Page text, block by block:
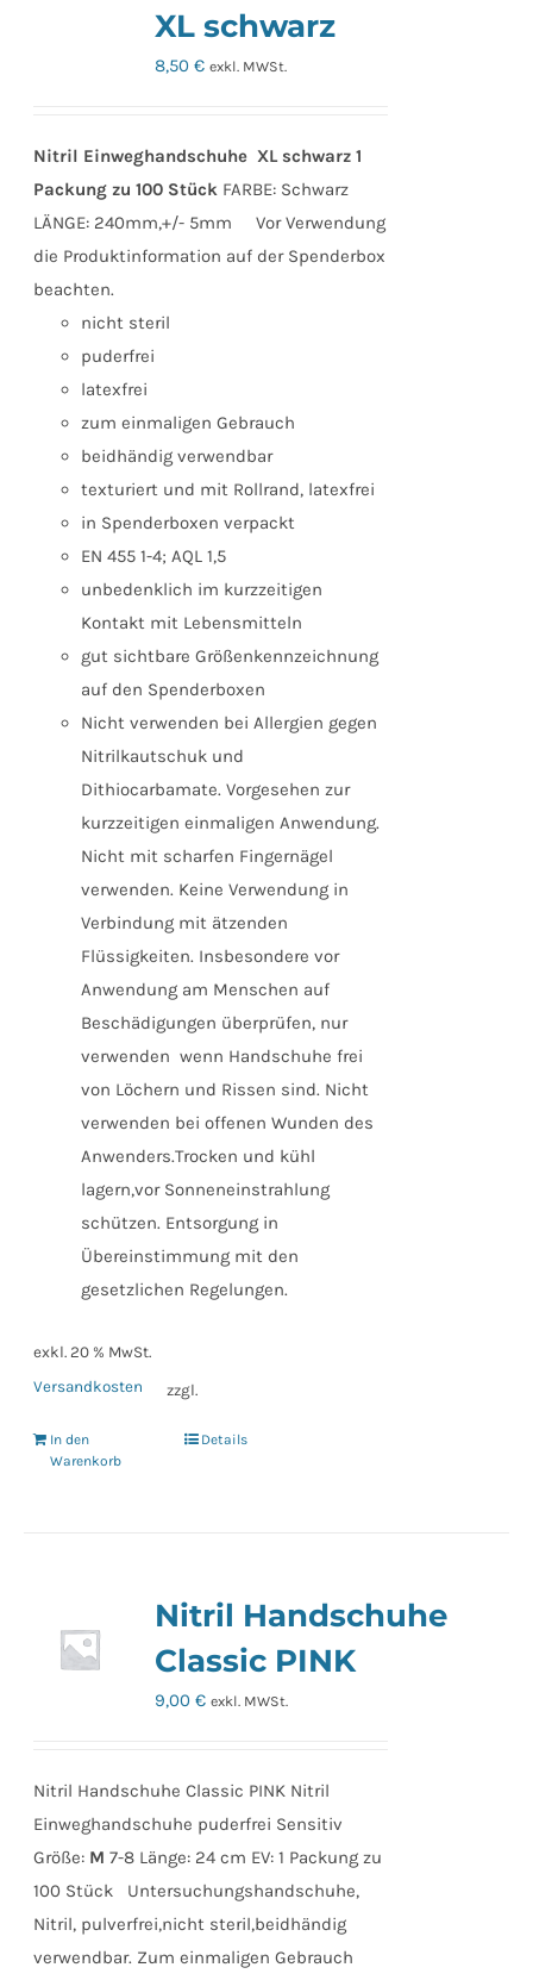
XL schwarz
8,50€ exkl. MWSt.
Nitril Einweghandschuhe XL schwarz 1
Packung zu 100 Stück FARBE: Schwarz
LÄNGE: 240mm,+/- 5mm Vor Verwendung
die Produktinformation auf der Spenderbox
beachten.
nicht steril
puderfrei
latexfrei
zum einmaligen Gebrauch
beidhändig verwendbar
texturiert und mit Rollrand, latexfrei
in Spenderboxen verpackt
EN 455 1-4; AQL 1,5
unbedenklich im kurzzeitigen
Kontakt mit Lebensmitteln
gut sichtbare Größenkennzeichnung
auf den Spenderboxen
Nicht verwenden bei Allergien gegen
Nitrilkautschuk und
Dithiocarbamate. Vorgesehen zur
kurzzeitigen einmaligen Anwendung.
Nicht mit scharfen Fingernägel
verwenden. Keine Verwendung in
Verbindung mit ätzenden
Flüssigkeiten. Insbesondere vor
Anwendung am Menschen auf
Beschädigungen überprüfen, nur
verwenden wenn Handschuhe frei
von Löchern und Rissen sind. Nicht
verwenden bei offenen Wunden des
Anwenders.Trocken und kühl
lagern,vor Sonneneinstrahlung
schützen. Entsorgung in
Übereinstimmung mit den
gesetzlichen Regelungen.
exkl. 20 % MwSt.
zzgl.
Versandkosten
In den
Warenkorb
Details
Nitril Handschuhe
Classic PINK
9,00€ exkl. MWSt.
Nitril Handschuhe Classic PINK Nitril
Einweghandschuhe puderfrei Sensitiv
Größe: M7-8 Länge: 24 cm EV: 1 Packung zu
100 Stück Untersuchungshandschuhe,
Nitril, pulverfrei,nicht steril,beidhändig
verwendbar. Zum einmaligen Gebrauch